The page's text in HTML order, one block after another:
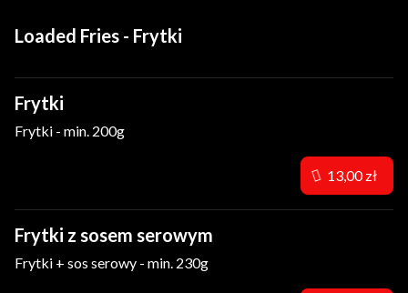
Loaded Fries - Frytki
Frytki
Frytki - min. 200g
Frytki z sosem serowym
Frytki + sos serowy - min. 230g